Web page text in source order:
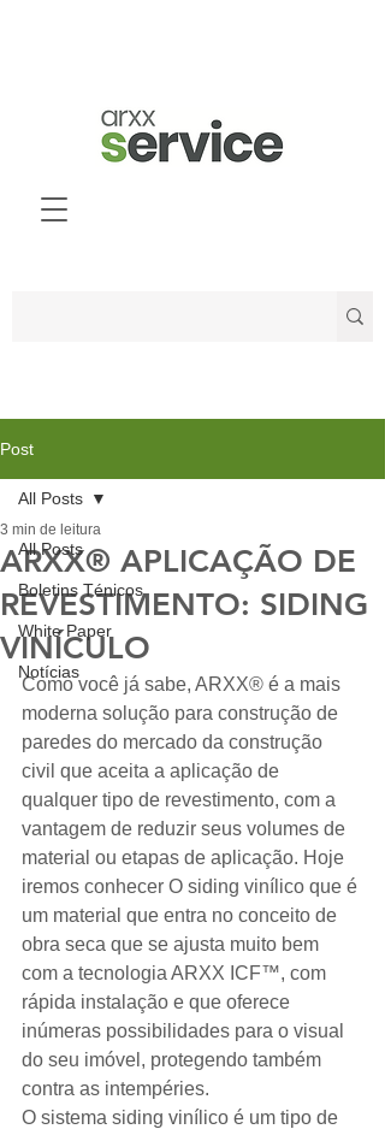
Post
All Posts
Boletins Ténicos
White Paper
Notícias
All Posts
ARXX® APLICAÇÃO DE
REVESTIMENTO: SIDING
VINÍCULO
3 min de leitura
Como você já sabe, ARXX® é a mais
moderna solução para construção de
paredes do mercado da construção
civil que aceita a aplicação de
qualquer tipo de revestimento, com a
vantagem de reduzir seus volumes de
material ou etapas de aplicação. Hoje
iremos conhecer O siding vinílico que é
um material que entra no conceito de
obra seca que se ajusta muito bem
com a tecnologia ARXX ICF™, com
rápida instalação e que oferece
inúmeras possibilidades para o visual
do seu imóvel, protegendo também
contra as intempéries.
O sistema siding vinílico é um tipo de